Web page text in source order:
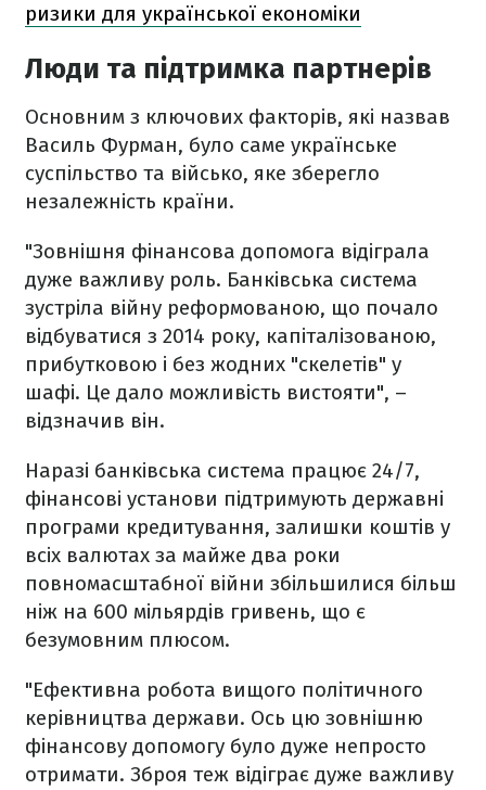
ризики для української економіки
Люди та підтримка партнерів
Основним з ключових факторів, які назвав
Василь Фурман, було саме українське
суспільство та військо, яке зберегло
незалежність країни.
"Зовнішня фінансова допомога відіграла
дуже важливу роль. Банківська система
зустріла війну реформованою, що почало
відбуватися з 2014 року, капіталізованою,
прибутковою і без жодних "скелетів" у
шафі. Це дало можливість вистояти", –
відзначив він.
Наразі банківська система працює 24/7,
фінансові установи підтримують державні
програми кредитування, залишки коштів у
всіх валютах за майже два роки
повномасштабної війни збільшилися більш
ніж на 600 мільярдів гривень, що є
безумовним плюсом.
"Ефективна робота вищого політичного
керівництва держави. Ось цю зовнішню
фінансову допомогу було дуже непросто
отримати. Зброя теж відіграє дуже важливу